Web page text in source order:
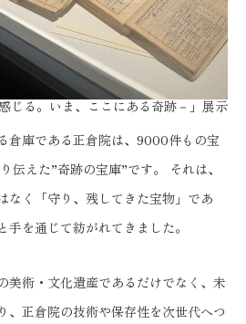
じる。いま、ここにある奇跡－」展示
倉庫である正倉院は、9000件もの宝
伝えた”奇跡の宝庫”です。 それは、
なく「守り、残してきた宝物」であ
手を通じて紡がれてきました。
美術・文化遺産であるだけでなく、未
、正倉院の技術や保存性を次世代へつ